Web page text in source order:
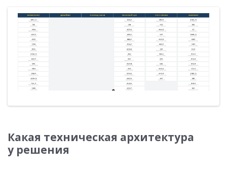
Какая техническая архитектура
у решения